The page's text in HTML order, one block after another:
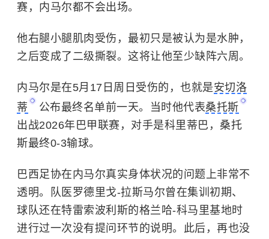
赛，内马尔都不会出场。
他右腿小腿肌肉受伤，最初只是被认为是水肿，
之后变成了二级撕裂。这将让他至少缺阵六周。
内马尔是在5月17日周日受伤的，也就是安切洛
蒂
公布最终名单前一天。当时他代表桑托斯
出战2026年巴甲联赛，对手是科里蒂巴，桑托
斯最终0-3输球。
巴西足协在内马尔真实身体状况的问题上非常不
透明。队医罗德里戈-拉斯马尔曾在集训初期、
球队还在特雷索波利斯的格兰哈-科马里基地时
进行过一次没有提问环节的说明。此后，再也没